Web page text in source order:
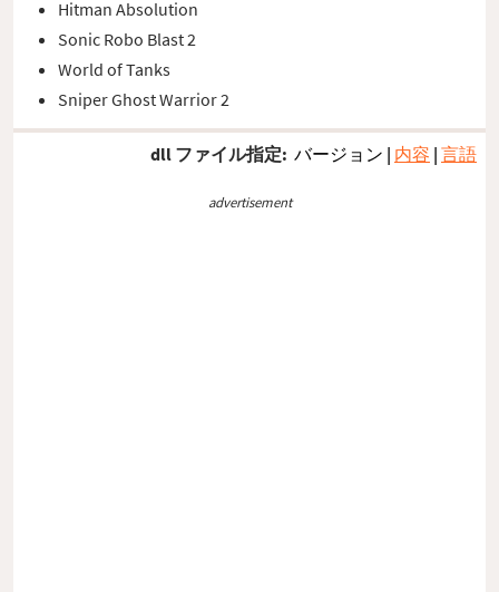
Hitman Absolution
Sonic Robo Blast 2
World of Tanks
Sniper Ghost Warrior 2
dll ファイル指定: バージョン | 内容 | 言語
advertisement